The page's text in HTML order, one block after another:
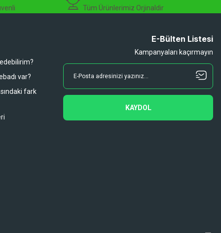
Tüm Ürünlerimiz Orjinaldir
var?
fark
E-Bülten Listesi
Kampanyaları kaçırmayın
KAYDOL